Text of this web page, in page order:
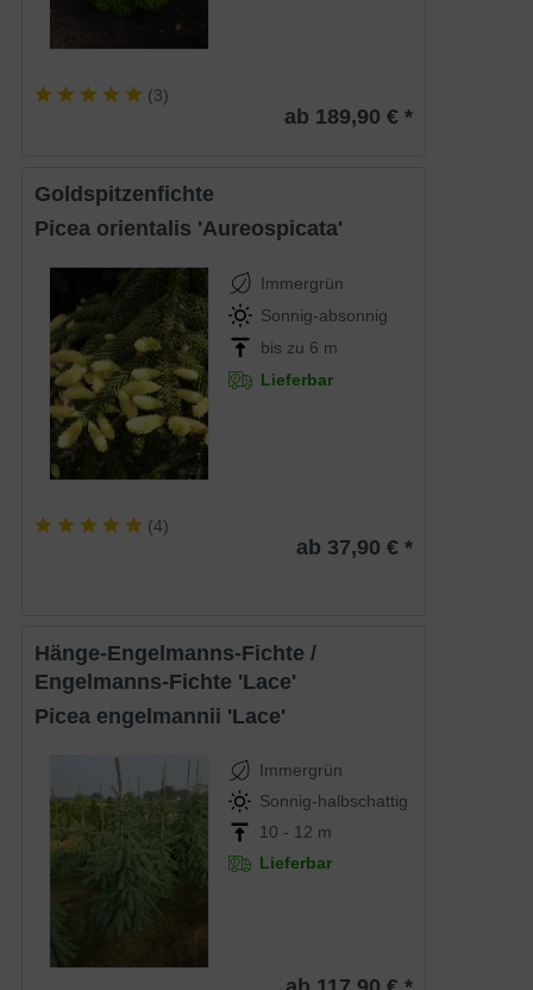
(3)
ab 189,90 € *
Goldspitzenfichte
Picea orientalis 'Aureospicata'
Immergrün
Sonnig-absonnig
bis zu 6 m
Lieferbar
(4)
ab 37,90 € *
Hänge-Engelmanns-Fichte /
Engelmanns-Fichte 'Lace'
Picea engelmannii 'Lace'
Immergrün
Sonnig-halbschattig
10 - 12 m
Lieferbar